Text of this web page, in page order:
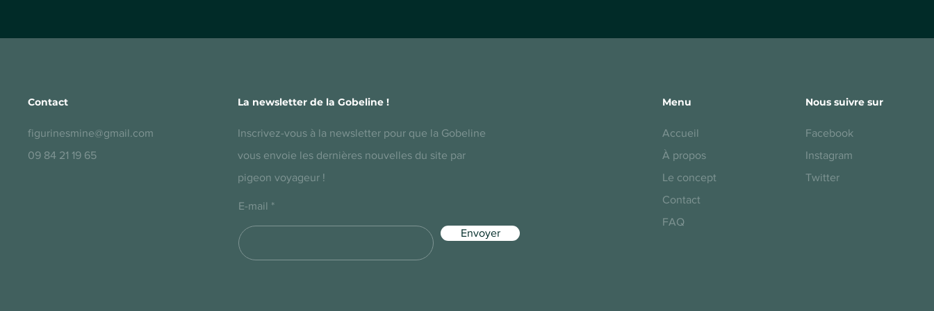
Contact
figurinesmine@gmail.com
09 84 21 19 65
La newsletter de la Gobeline !
Inscrivez-vous à la newsletter pour que la Gobeline
vous envoie les dernières nouvelles du site par
pigeon voyageur !
E-mail
Envoyer
Menu
Accueil
À propos
Le concept
Contact
FAQ
Nous suivre sur
Facebook
Instagram
Twitter